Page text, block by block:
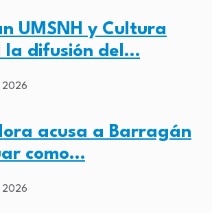
UMSNH y Cultura
la difusión del…
2026
acusa a Barragán
como…
2026